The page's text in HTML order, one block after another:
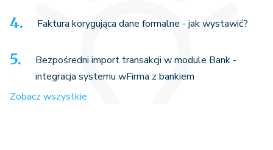
Faktura korygująca dane formalne - jak wystawić?
Bezpośredni import transakcji w module Bank -
integracja systemu wFirma z bankiem
Zobacz wszystkie